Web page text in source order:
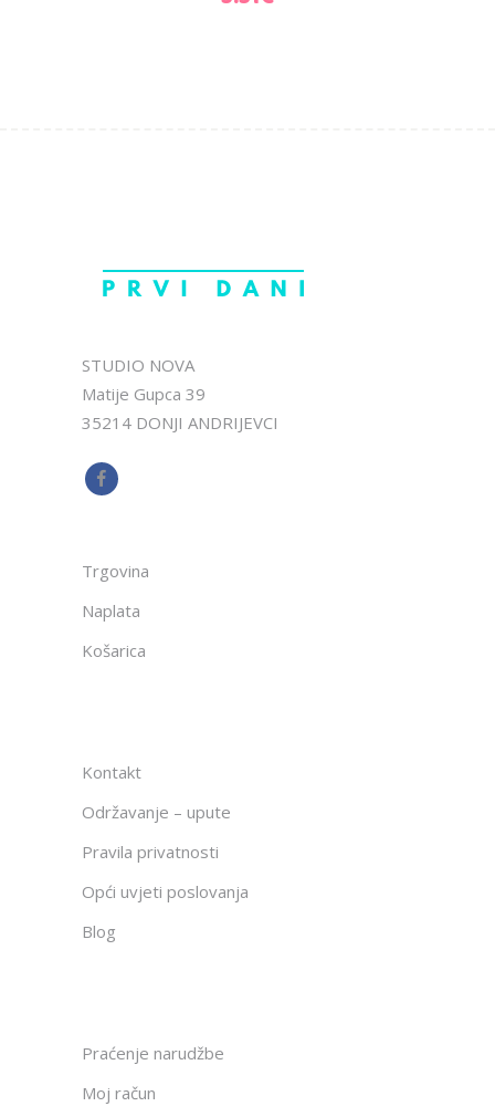
STUDIO NOVA
Matije Gupca 39
35214 DONJI ANDRIJEVCI
Trgovina
Naplata
Košarica
Kontakt
Održavanje – upute
Pravila privatnosti
Opći uvjeti poslovanja
Blog
Praćenje narudžbe
Moj račun